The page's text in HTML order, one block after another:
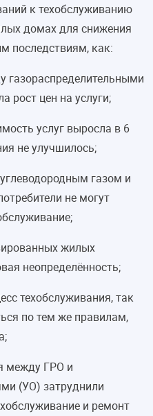
к техобслуживанию
домах для снижения
последствиям, как:
газораспределительными
рост цен на услуги;
услуг выросла в 6
не улучшилось;
газом и
не могут
жилых
неопределённость;
техобслуживания, так
по тем же правилам,
между ГРО и
(УО) затруднили
и ремонт